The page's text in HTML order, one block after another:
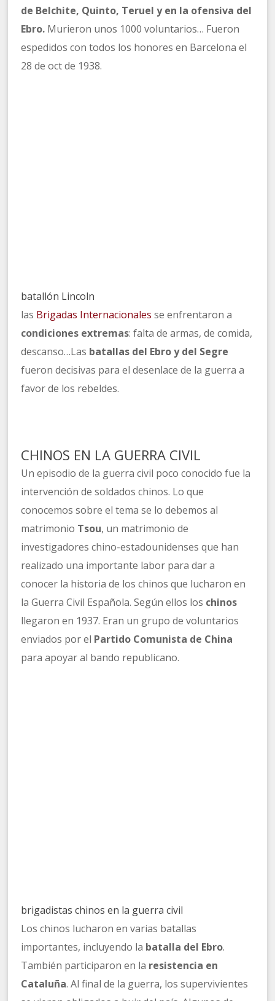
de Belchite, Quinto, Teruel y en la ofensiva del
Ebro. Murieron unos 1000 voluntarios… Fueron
espedidos con todos los honores en Barcelona el
28 de oct de 1938.
batallón Lincoln
las Brigadas Internacionales se enfrentaron a
condiciones extremas: falta de armas, de comida,
descanso…Las batallas del Ebro y del Segre
fueron decisivas para el desenlace de la guerra a
favor de los rebeldes.
CHINOS EN LA GUERRA CIVIL
Un episodio de la guerra civil poco conocido fue la
intervención de soldados chinos. Lo que
conocemos sobre el tema se lo debemos al
matrimonio Tsou, un matrimonio de
investigadores chino-estadounidenses que han
realizado una importante labor para dar a
conocer la historia de los chinos que lucharon en
la Guerra Civil Española. Según ellos los chinos
llegaron en 1937. Eran un grupo de voluntarios
enviados por el Partido Comunista de China
para apoyar al bando republicano.
brigadistas chinos en la guerra civil
Los chinos lucharon en varias batallas
importantes, incluyendo la batalla del Ebro.
También participaron en la resistencia en
Cataluña. Al final de la guerra, los supervivientes